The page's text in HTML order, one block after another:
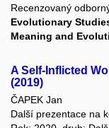
Recenzovaný
Evolutionary
Meaning and
A Self-Inflicted
(2019)
ČAPEK Jan
Další prezentace na